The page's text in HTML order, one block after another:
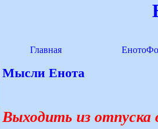
Главная
Мысли Енота
Выходить из отпуска